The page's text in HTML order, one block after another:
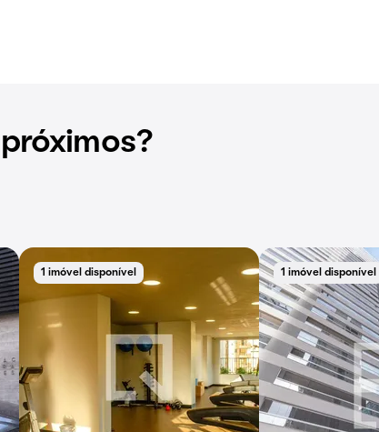
1 imóvel disponível 1 imóvel disponível